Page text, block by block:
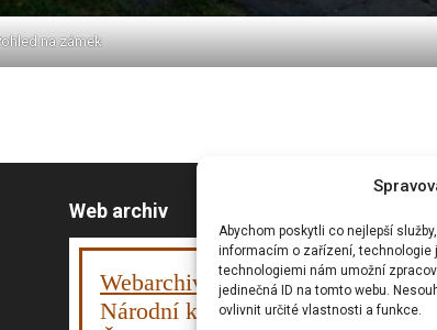
Abychom poskytli co nejlepší
informacím o zařízení, technologie
technologiemi nám umožní
jedinečná ID na tomto webu.
ovlivnit určité vlastnosti a funkce.
na zámek
Web archiv
Webarchiv
ováno
Národní knihovnou